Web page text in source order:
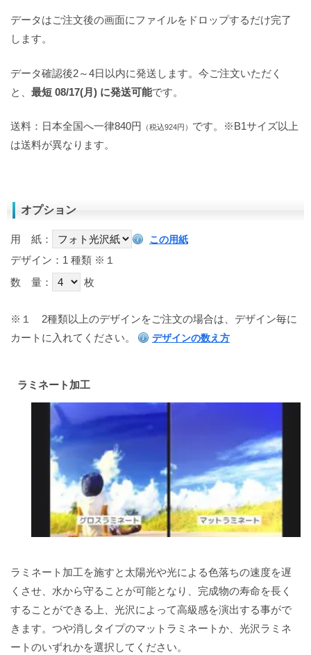
データはご注文後の画面にファイルをドロップするだけ完了
します。
データ確認後2～4日以内に発送します。今ご注文いただく
と、 最短 08/17(月) に発送可能です。
送料：日本全国へ一律840円 （税込924円） です。※B1サイズ以上
は送料が異なります。
オプション
用 紙： この用紙
デザイン：1 種類 ※１
数 量：
枚
※１
2種類以上のデザインをご注文の場合は、デザイン毎に
カートに入れてください。
デザインの数え方
ラミネート加工
ラミネート加工を施すと太陽光や光による色落ちの速度を遅
くさせ、水から守ることが可能となり、完成物の寿命を長く
することができる上、光沢によって高級感を演出する事がで
きます。つや消しタイプのマットラミネートか、光沢ラミネ
ートのいずれかを選択してください。